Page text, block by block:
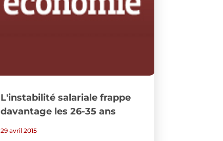
L'instabilité salariale frappe
davantage les 26-35 ans
29 avril 2015